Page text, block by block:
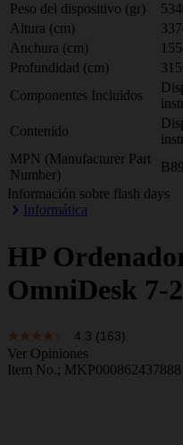
Peso del dispositivo (gr)
Altura (cm)
Anchura (cm)
Profundidad (cm)
Componentes Incluidos
Contenido
MPN (Manufacturer Part
Number)
Información sobre flash days
Informática
HP
OmniDesk 7-
4.3 (163)
Ver Opiniones
Item No.; MKP000862437888